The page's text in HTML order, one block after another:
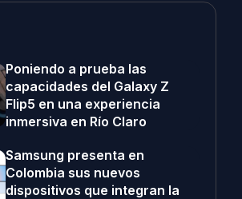
Poniendo a prueba las
capacidades del Galaxy Z
Flip5 en una experiencia
inmersiva en Río Claro
Samsung presenta en
Colombia sus nuevos
dispositivos que integran la